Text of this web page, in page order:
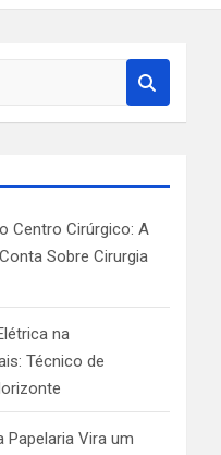
Centro Cirúrgico: A
Sobre Cirurgia
na
Técnico de
Papelaria Vira um